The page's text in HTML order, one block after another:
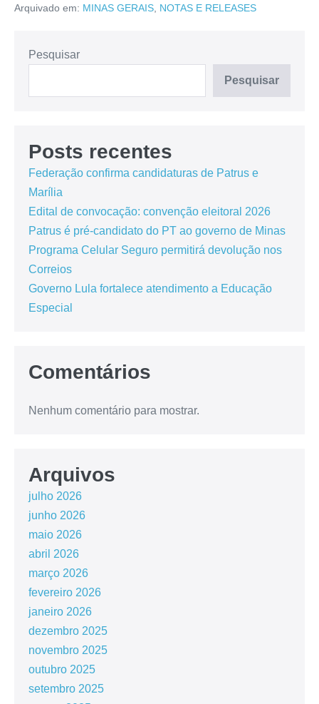
Arquivado em: MINAS GERAIS NOTAS E RELEASES
Pesquisar
Pesquisar
Posts recentes
Federação confirma candidaturas de Patrus e
Marília
Edital de convocação: convenção eleitoral 2026
Patrus é pré-candidato do PT ao governo de Minas
Programa Celular Seguro permitirá devolução nos
Correios
Governo Lula fortalece atendimento a Educação
Especial
Comentários
Nenhum comentário para mostrar.
Arquivos
julho 2026
junho 2026
maio 2026
abril 2026
março 2026
fevereiro 2026
janeiro 2026
dezembro 2025
novembro 2025
outubro 2025
setembro 2025